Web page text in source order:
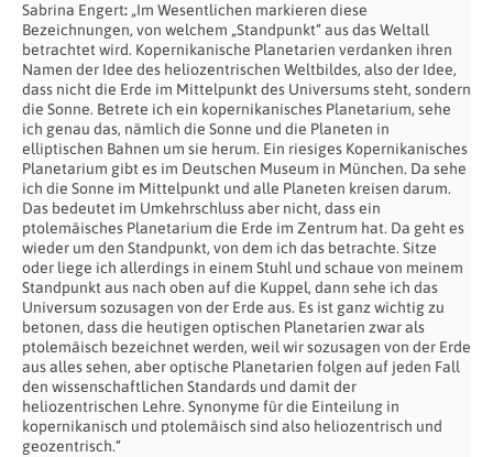
Sabrina Engert: „Im Wesentlichen markieren diese
Bezeichnungen, von welchem „Standpunkt“ aus das Weltall
betrachtet wird. Kopernikanische Planetarien verdanken ihren
Namen der Idee des heliozentrischen Weltbildes, also der Idee,
dass nicht die Erde im Mittelpunkt des Universums steht, sondern
die Sonne. Betrete ich ein kopernikanisches Planetarium, sehe
ich genau das, nämlich die Sonne und die Planeten in
elliptischen Bahnen um sie herum. Ein riesiges Kopernikanisches
Planetarium gibt es im Deutschen Museum in München. Da sehe
ich die Sonne im Mittelpunkt und alle Planeten kreisen darum.
Das bedeutet im Umkehrschluss aber nicht, dass ein
ptolemäisches Planetarium die Erde im Zentrum hat. Da geht es
wieder um den Standpunkt, von dem ich das betrachte. Sitze
oder liege ich allerdings in einem Stuhl und schaue von meinem
Standpunkt aus nach oben auf die Kuppel, dann sehe ich das
Universum sozusagen von der Erde aus. Es ist ganz wichtig zu
betonen, dass die heutigen optischen Planetarien zwar als
ptolemäisch bezeichnet werden, weil wir sozusagen von der Erde
aus alles sehen, aber optische Planetarien folgen auf jeden Fall
den wissenschaftlichen Standards und damit der
heliozentrischen Lehre. Synonyme für die Einteilung in
kopernikanisch und ptolemäisch sind also heliozentrisch und
geozentrisch.“